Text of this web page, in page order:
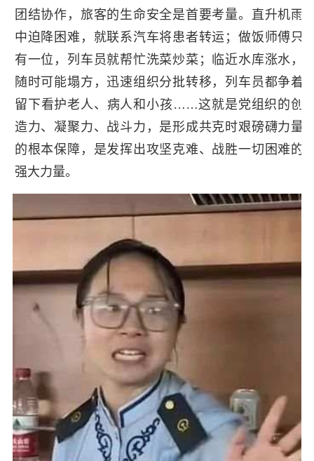
团结协作，旅客的生命安全是首要考量。直升机雨
中迫降困难，就联系汽车将患者转运；做饭师傅只
有一位，列车员就帮忙洗菜炒菜；临近水库涨水，
随时可能塌方，迅速组织分批转移，列车员都争着
留下看护老人、病人和小孩……这就是党组织的创
造力、凝聚力、战斗力，是形成共克时艰磅礴力量
的根本保障，是发挥出攻坚克难、战胜一切困难的
强大力量。